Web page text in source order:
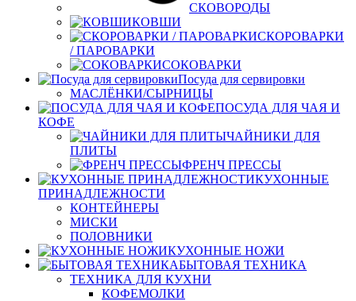
СКОВОРОДЫ
КОВШИ
СКОРОВАРКИ
/ ПАРОВАРКИ
СОКОВАРКИ
Посуда для сервировки
МАСЛЁНКИ/СЫРНИЦЫ
ПОСУДА ДЛЯ ЧАЯ И
КОФЕ
ЧАЙНИКИ ДЛЯ
ПЛИТЫ
ФРЕНЧ ПРЕССЫ
КУХОННЫЕ
ПРИНАДЛЕЖНОСТИ
КОНТЕЙНЕРЫ
МИСКИ
ПОЛОВНИКИ
КУХОННЫЕ НОЖИ
БЫТОВАЯ ТЕХНИКА
ТЕХНИКА ДЛЯ КУХНИ
КОФЕМОЛКИ